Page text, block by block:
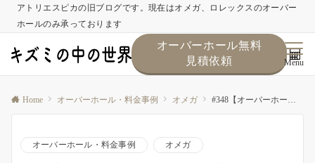
アトリエスピカの旧ブログです。現在はオメガ、ロレックスのオーバー
ホールのみ承っております
オーバーホール無料
見積依頼
Menu
Home オーバーホール・料金事例 オメガ #348【オーバーホール・料金事例】OMEGA
オーバーホール・料金事例 オメガ